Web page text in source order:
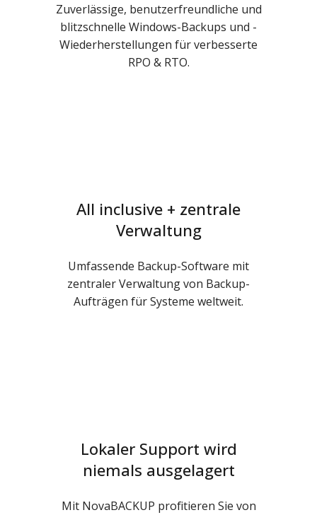
Zuverlässige, benutzerfreundliche und
blitzschnelle Windows-Backups und -
Wiederherstellungen für verbesserte
RPO & RTO.
All inclusive + zentrale
Verwaltung
Umfassende Backup-Software mit
zentraler Verwaltung von Backup-
Aufträgen für Systeme weltweit.
Lokaler Support wird
niemals ausgelagert
Mit NovaBACKUP profitieren Sie von